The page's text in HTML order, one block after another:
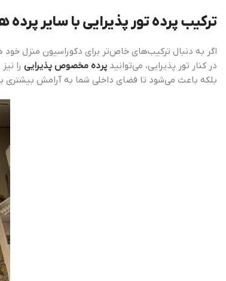
ترکیب پرده تور پذیرایی با سایر پرده
اگر به دنبال ترکیب‌های خاص‌تر برای دکوراسیون منزل خود
در کنار تور پذیرایی، می‌توانید پرده مخصوص پذیرایی را
بلکه باعث می‌شود تا فضای داخلی شما به آرامش بیشتری